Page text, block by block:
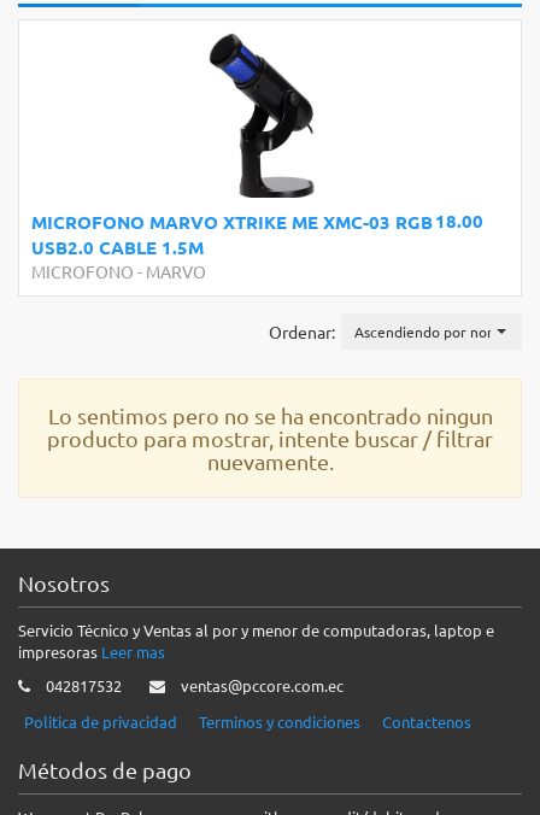
18.00
MICROFONO MARVO XTRIKE ME XMC-03 RGB
USB2.0 CABLE 1.5M
MICROFONO - MARVO
Ordenar: Ascendiendo por nombre
Lo sentimos pero no se ha encontrado ningun
producto para mostrar, intente buscar / filtrar
nuevamente.
Nosotros
Servicio Técnico y Ventas al por y menor de computadoras, laptop e
impresoras Leer mas
042817532
ventas@pccore.com.ec
Politica de privacidad
Terminos y condiciones Contactenos
Métodos de pago